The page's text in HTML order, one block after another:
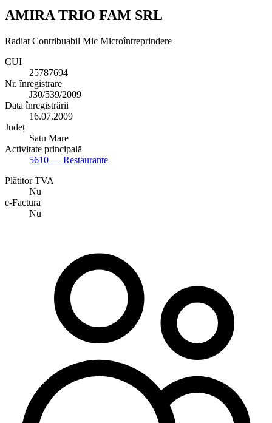
AMIRA TRIO FAM SRL
Radiat Contribuabil Mic Microîntreprindere
CUI
25787694
Nr. înregistrare
J30/539/2009
Data înregistrării
16.07.2009
Județ
Satu Mare
Activitate principală
5610 — Restaurante
Plătitor TVA
Nu
e-Factura
Nu